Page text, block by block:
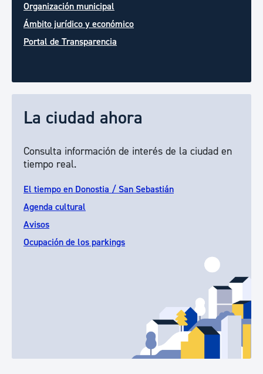
Organización municipal
Ámbito jurídico y económico
Portal de Transparencia
La ciudad ahora
Consulta información de interés de la ciudad en
tiempo real.
El tiempo en Donostia / San Sebastián
Agenda cultural
Avisos
Ocupación de los parkings